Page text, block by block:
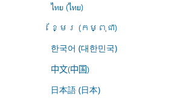
ไทย (ไทย)
ខ្មែរ (កម្ពុជា)
한국어 (대한민국)
中文(中国)
日本語 (日本)